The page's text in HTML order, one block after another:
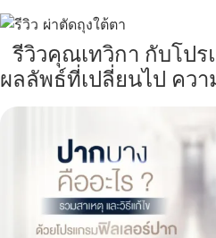
รีวิวคุณเทวิกา กับโป
ผลลัพธ์ที่เปลี่ยนไป คว